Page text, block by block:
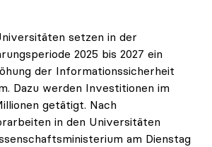
setzen in der
2025 bis 2027 ein
der Informationssicherheit
Dazu werden Investitionen im
getätigt. Nach
in den Universitäten
am Dienstag